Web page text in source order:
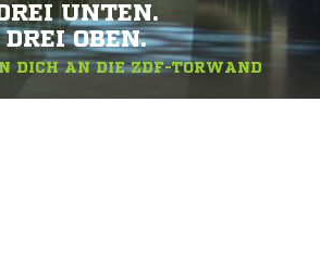
UNTEN.
DREI OBEN.
DICH AN DIE ZDF-TORWAND